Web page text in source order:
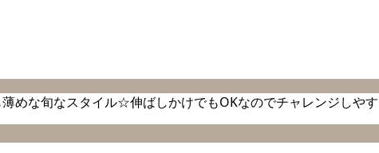
めな旬なスタイル☆伸ばしかけでもOKなのでチャレンジしや